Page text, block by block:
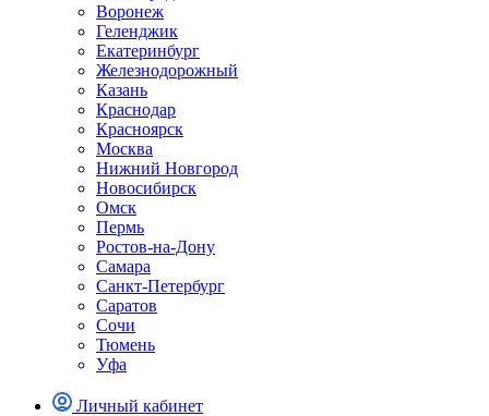
Воронеж
Геленджик
Екатеринбург
Железнодорожный
Казань
Краснодар
Красноярск
Москва
Нижний Новгород
Новосибирск
Омск
Пермь
Ростов-на-Дону
Самара
Санкт-Петербург
Саратов
Сочи
Тюмень
Уфа
Личный кабинет